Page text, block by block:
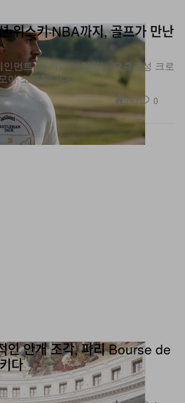
위스키·NBA까지, 골프가 만난
먼트, 컬처와 부딪히는 요즘감성 크로
아 소개합니다.
993 0
인 안개 조각, 파리 Bourse de
다